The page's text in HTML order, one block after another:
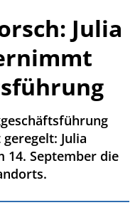
Julia
Julia
14. September die